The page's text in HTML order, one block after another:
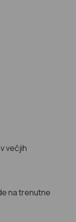
večjih
na trenutne